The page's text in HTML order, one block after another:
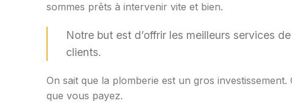
sommes prêts à intervenir vite et bien.
Notre but est d’offrir les meilleurs services
clients.
On sait que la plomberie est un gros
que vous payez.